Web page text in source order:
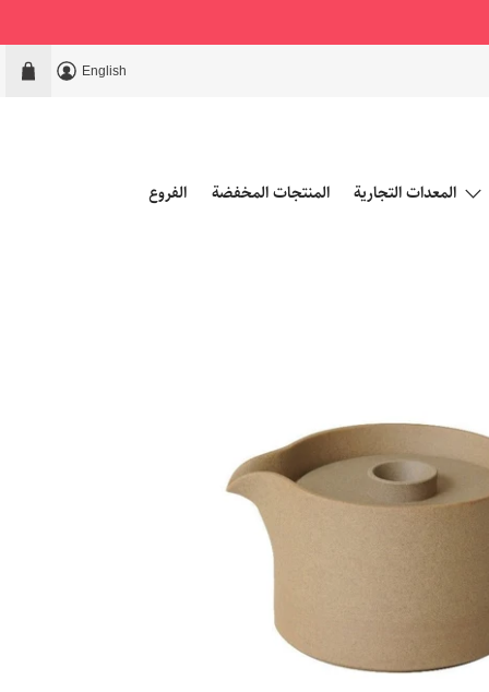
English
المعدات التجارية المنتجات المخفضة الفروع